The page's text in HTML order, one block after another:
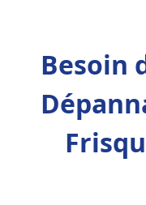
Besoin